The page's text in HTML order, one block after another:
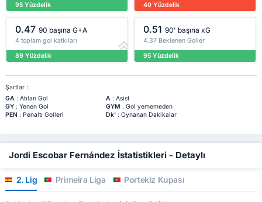
95 Yüzdelik
40 Yüzdelik
0.47 90 başına G+A
4 toplam gol katkıları
89 Yüzdelik
0.51 90' başına xG
4.37 Beklenen Goller
95 Yüzdelik
Şartlar :
GA: Atılan Gol A: Asist
GY: Yenen Gol GYM : Gol yememeden
PEN: Penaltı Golleri Dk': Oynanan Dakikalar
Jordi Escobar Fernández İstatistikleri - Detaylı
2. Lig Primeira Liga Portekiz Kupası